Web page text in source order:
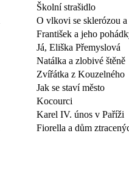
Školní strašidlo
O vlkovi se sklerózou a
František a jeho
Já, Eliška Přemyslová
Natálka a zlobivé štěně
Zvířátka z Kouzelného
Jak se staví město
Kocourci
Karel IV. únos v Paříži
Fiorella a dům